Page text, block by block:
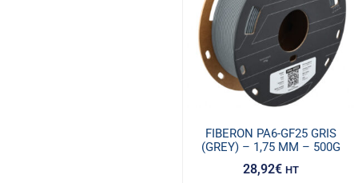
FIBERON PA6-GF25 GRIS
(GREY) – 1,75 MM – 500G
28,92€ HT